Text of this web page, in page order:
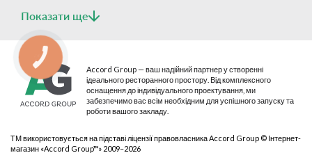
Показати ще
Accord Group — ваш надійний партнер у створенні
ідеального ресторанного простору. Від комплексного
оснащення до індивідуального проектування, ми
забезпечимо вас всім необхідним для успішного запуску та
роботи вашого закладу.
ТМ використовується на підставі ліцензії правовласника Accord Group © Інтернет-
магазин «Accord Group™» 2009–2026
КНОПКА
СВЯЗИ